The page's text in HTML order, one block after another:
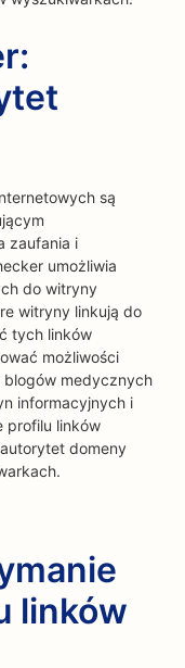
są
zaufania i
umożliwia
do witryny
witryny linkują do
tych linków
możliwości
medycznych
informacyjnych i
profilu linków
domeny
linków